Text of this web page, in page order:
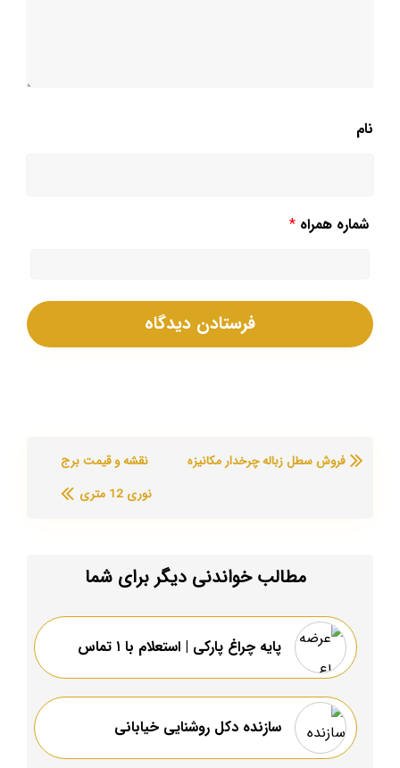
نام
شماره همراه *
فروش سطل زباله چرخدار مکانیزه
نقشه و قیمت برج
نوری 12 متری
مطالب خواندنی دیگر برای شما
پایه چراغ پارکی | استعلام با ۱ تماس
سازنده دکل روشنایی خیابانی